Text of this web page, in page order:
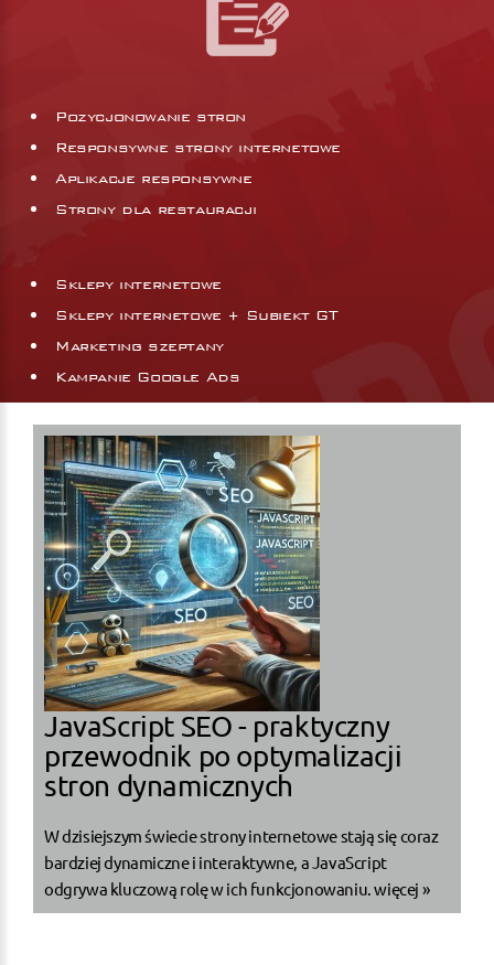
Pozycjonowanie stron
Responsywne strony internetowe
Aplikacje responsywne
Strony dla restauracji
Sklepy internetowe
Sklepy internetowe + Subiekt GT
Marketing szeptany
Kampanie Google Ads
JavaScript SEO - praktyczny
przewodnik po optymalizacji
stron dynamicznych
W dzisiejszym świecie strony internetowe stają się coraz
bardziej dynamiczne i interaktywne, a JavaScript
odgrywa kluczową rolę w ich funkcjonowaniu.więcej »